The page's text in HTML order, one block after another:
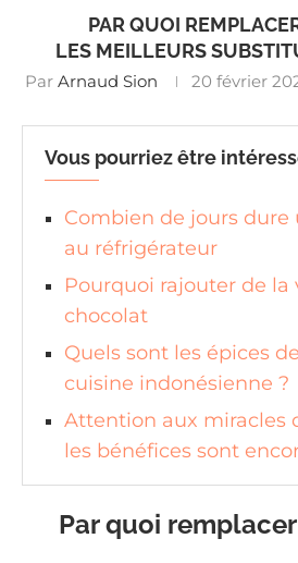
PAR QUOI
LES MEILLEURS
Par Arnaud Sion 20 février
Vous pourriez être
Combien de jours dure
au réfrigérateur
Pourquoi rajouter de la
chocolat
Quels sont les épices
cuisine indonésienne ?
Attention aux miracles
les bénéfices sont
Par quoi